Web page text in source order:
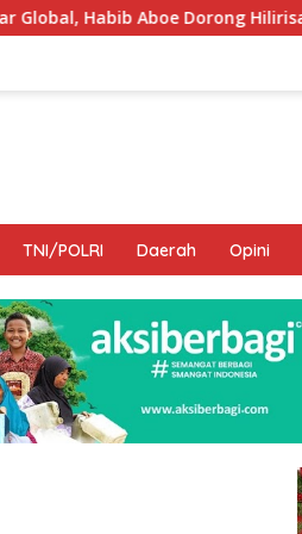
Hilirisasi Potensi Daerah
TNI/POLRI Daerah Opini